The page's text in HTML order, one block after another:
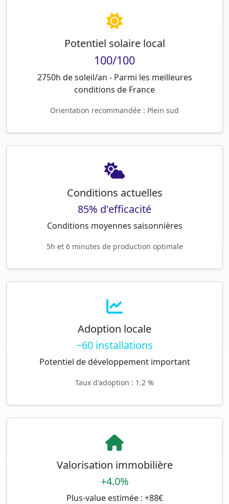
Potentiel solaire local
100/100
2750h de soleil/an - Parmi les meilleures
conditions de France
Orientation recommandée : Plein sud
Conditions actuelles
85% d'efficacité
Conditions moyennes saisonnières
5h et 6 minutes de production optimale
Adoption locale
~60 installations
Potentiel de développement important
Taux d'adoption : 1.2 %
Valorisation immobilière
+4.0%
Plus-value estimée : +88€